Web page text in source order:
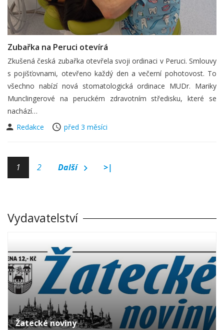
Zubařka na Peruci otevírá
Zkušená česká zubařka otevřela svoji ordinaci v Peruci. Smlouvy
s pojišťovnami, otevřeno každý den a večerní pohotovost. To
všechno nabízí nová stomatologická ordinace MUDr. Mariky
Munclingerové na peruckém zdravotním středisku, které se
nachází…
Redakce
před 3 měsíci
1 2 Další >|
Vydavatelství
Žatecké noviny